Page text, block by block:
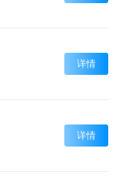
详情
详情